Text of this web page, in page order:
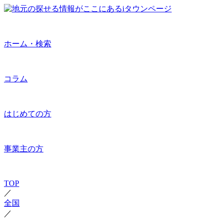
ホーム・検索
コラム
はじめての方
事業主の方
TOP
／
全国
／